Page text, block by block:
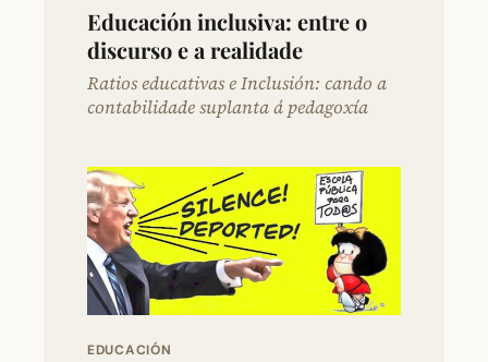
Educación inclusiva: entre o
discurso e a realidade
Ratios educativas e Inclusión: cando a
contabilidade suplanta á pedagoxía
EDUCACIÓN